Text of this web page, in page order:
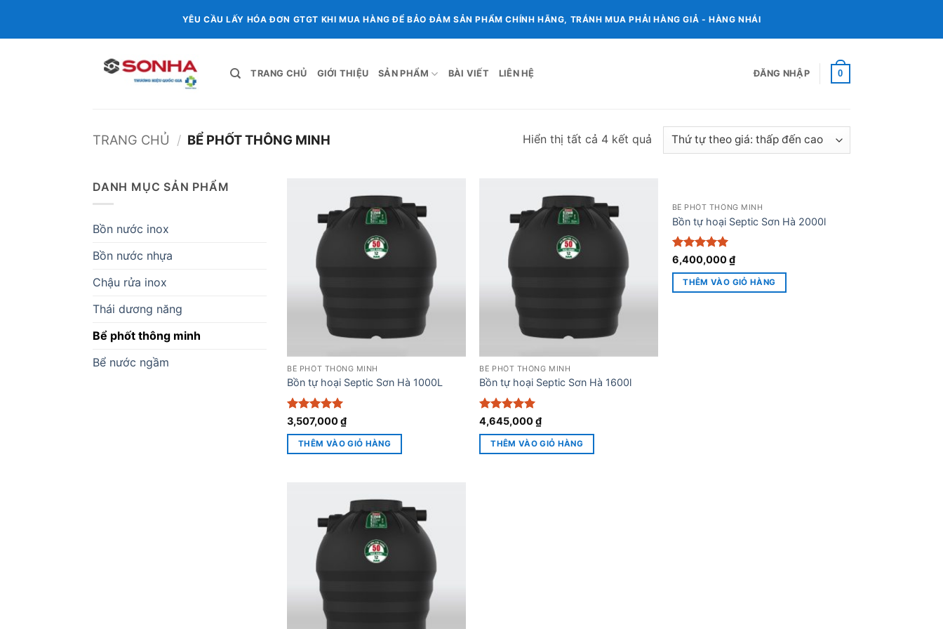
nội
YÊU CẦU LẤY HÓA ĐƠN GTGT KHI MUA HÀNG ĐỂ BẢO ĐẢM SẢN PHẨM CHÍNH HÃNG, TRÁNH MUA PHẢI HÀNG GIẢ - HÀNG NHÁI
TRANG CHỦ GIỚI THIỆU SẢN PHẨM BÀI VIẾT LIÊN HỆ ĐĂNG NHẬP 0
TRANG CHỦ / BỂ PHỐT THÔNG MINH Hiển thị tất cả 4 kết quảĐược
sắp
thấp
DANH MỤC SẢN PHẨM
Bồn nước inox
Bồn nước nhựa
Chậu rửa inox
Thái dương năng
Bể phốt thông minh
Bể nước ngầm
BỂ PHỐT THÔNG MINH
Bồn tự hoại Septic Sơn Hà 1000L
Được xếp
hạng 5
sao
3,507,000₫
THÊM VÀO GIỎ HÀNG
BỂ PHỐT THÔNG MINH
Bồn tự hoại Septic Sơn Hà 1600l
Được xếp
hạng
5
sao
4,645,000₫
THÊM VÀO GIỎ HÀNG
BỂ PHỐT THÔNG MINH
Bồn tự hoại Septic Sơn Hà 2000l
Được xếp
sao
6,400,000₫
THÊM VÀO GIỎ HÀNG